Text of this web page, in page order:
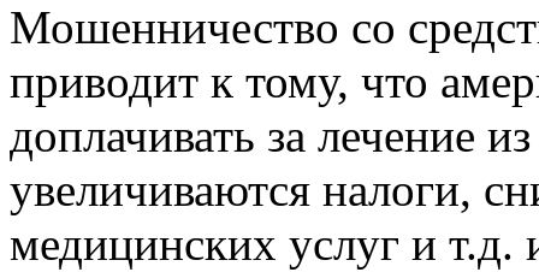
Мошенничество со
приводит к тому, что
доплачивать за лечение
увеличиваются налоги,
медицинских услуг и т.д.